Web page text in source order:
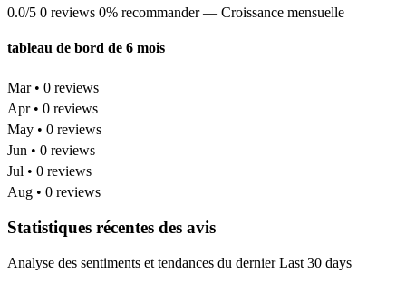
0.0/5 0 reviews 0% recommander — Croissance mensuelle
tableau de bord de 6 mois
Mar • 0 reviews
Apr • 0 reviews
May • 0 reviews
Jun • 0 reviews
Jul • 0 reviews
Aug • 0 reviews
Statistiques récentes des avis
Analyse des sentiments et tendances du dernier Last 30 days